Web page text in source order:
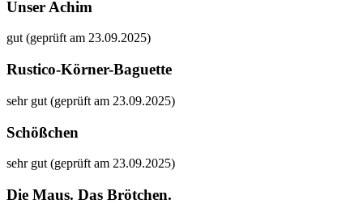
Unser Achim
gut (geprüft am 23.09.2025)
Rustico-Körner-Baguette
sehr gut (geprüft am 23.09.2025)
Schößchen
sehr gut (geprüft am 23.09.2025)
Die Maus. Das Brötchen.